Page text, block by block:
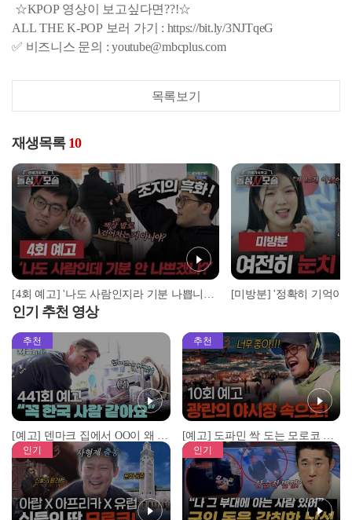
☆KPOP 영상이 보고싶다면??!☆
ALL THE K-POP 보러 가기 : https://bit.ly/3NJTqeG
✅ 비즈니스 문의 : youtube@mbcplus.com
목록보기
재생목록 10
[4회 예고] '나도 사람인지라 기분 나쁩니다!' 조지의 흑화 이유는? | 돌싱N모솔 | 5월 5일 (화) 밤 10시 MBC every1
인기 추천 영상
추천
[예고] 덴마크 집에서 OO이 왜 나와...? 이상할 정도로 한국을 사랑하는 우리 형을 제보합니다!
추천
[예고] 도파민 싹 도는 모로코 야시장 투어!
인기 인기